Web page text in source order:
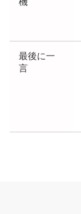
最後に一
言